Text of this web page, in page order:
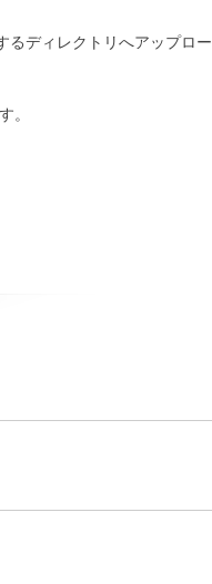
るディレクトリへアップロー
。